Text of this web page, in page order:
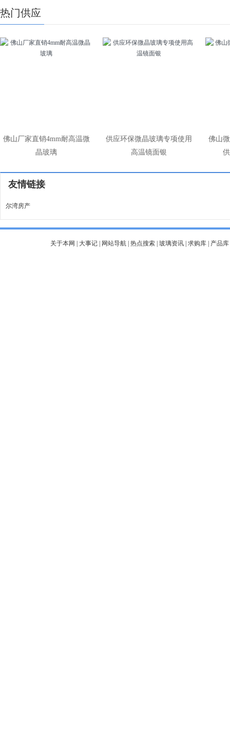
热门供应
佛山厂家直销4mm耐高温微
晶玻璃
供应环保微晶玻璃专项使用
高温镜面银
佛山
友情链接
尔湾房产
关于本网 大事记 网站导航 热点搜索 玻璃资讯 求购库 产品库